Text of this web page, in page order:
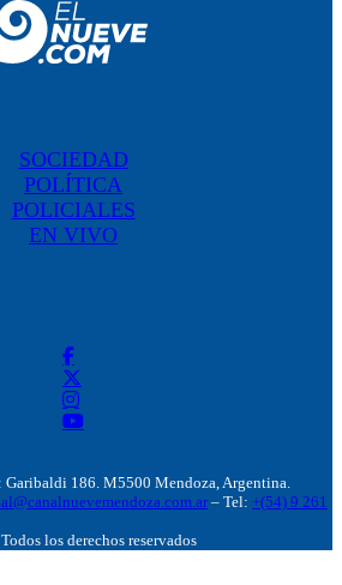
SOCIEDAD
POLÍTICA
POLICIALES
EN VIVO
186. M5500 Mendoza, Argentina.
– Tel: +(54) 9 261
los derechos reservados